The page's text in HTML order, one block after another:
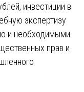
инвестиции в
экспертизу
и необходимыми
прав и